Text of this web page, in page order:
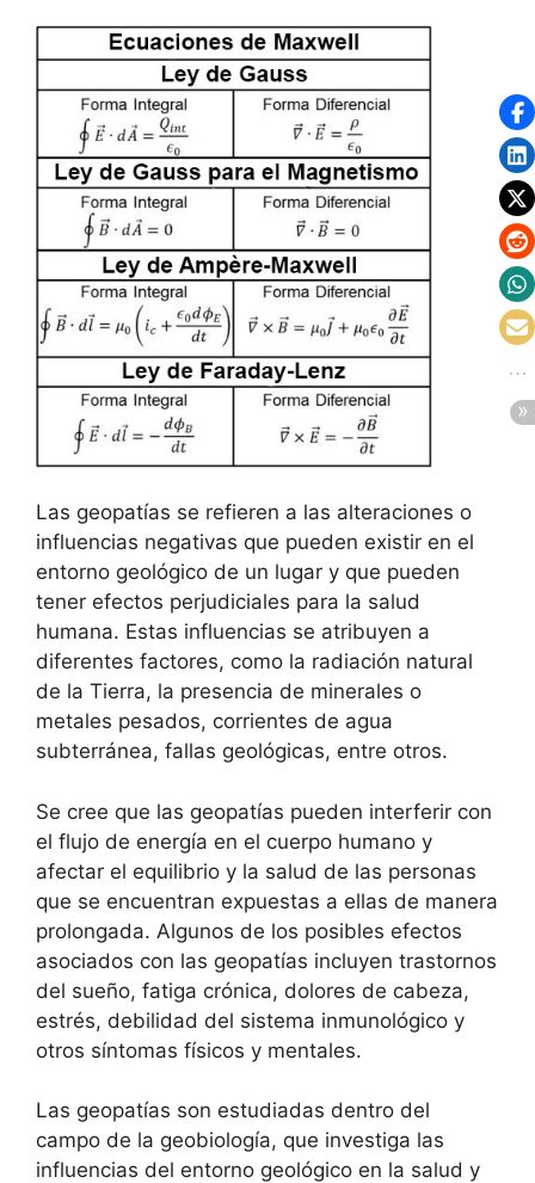
Las geopatías se refieren a las alteraciones o
influencias negativas que pueden existir en el
entorno geológico de un lugar y que pueden
tener efectos perjudiciales para la salud
humana. Estas influencias se atribuyen a
diferentes factores, como la radiación natural
de la Tierra, la presencia de minerales o
metales pesados, corrientes de agua
subterránea, fallas geológicas, entre otros.
Se cree que las geopatías pueden interferir con
el flujo de energía en el cuerpo humano y
afectar el equilibrio y la salud de las personas
que se encuentran expuestas a ellas de manera
prolongada. Algunos de los posibles efectos
asociados con las geopatías incluyen trastornos
del sueño, fatiga crónica, dolores de cabeza,
estrés, debilidad del sistema inmunológico y
otros síntomas físicos y mentales.
Las geopatías son estudiadas dentro del
campo de la geobiología, que investiga las
influencias del entorno geológico en la salud y